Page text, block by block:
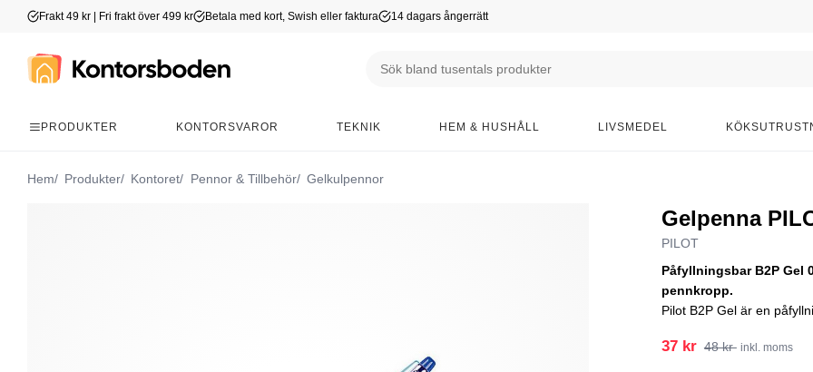
Frakt 49 kr | Fri frakt över 499 kr Betala med kort, Swish eller faktura 14 dagars ångerrätt
PRODUKTER KONTORSVAROR TEKNIK HEM & HUSHÅLL LIVSMEDEL
Hem Produkter Kontoret Pennor & Tillbehör Gelkulpennor
Gelpenna
PILOT
Påfyllningsbar B2P Gel
pennkropp.
Pilot B2P Gel är en
37 kr 48 kr inkl. moms